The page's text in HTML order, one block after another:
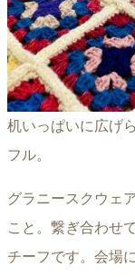
机いっぱいに広げ
フル。
グラニースクウェ
こと。繋ぎ合わせ
チーフです。会場